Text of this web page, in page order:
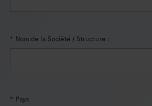
* Nom de la Société / Structure :
* Pays